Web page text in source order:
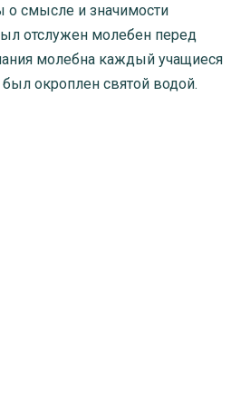
смысле и значимости
отслужен молебен перед
молебна каждый учащиеся
окроплен святой водой.